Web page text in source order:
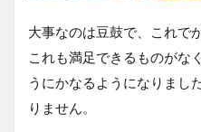
大事なのは豆鼓で、これで
これも満足できるものがな
うにかなるようになりまし
りません。